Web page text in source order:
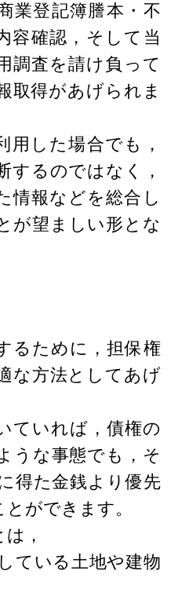
業登記簿謄本・不
容確認，そして当
調査を請け負って
取得があげられま
用した場合でも，
するのではなく，
情報などを総合し
が望ましい形とな
るために，担保権
な方法としてあげ
ていれば，債権の
うな事態でも，そ
得た金銭より優先
ができます。
，
ている土地や建物